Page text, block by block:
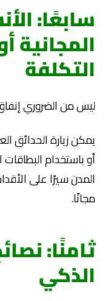
سابعًا:
المجانية
التكلفة
ليس من الضروري إنفاق
يمكن زيارة الحدائق
أو باستخدام
المدن سيرًا على
مجانًا.
ثامنًا:
الذكي